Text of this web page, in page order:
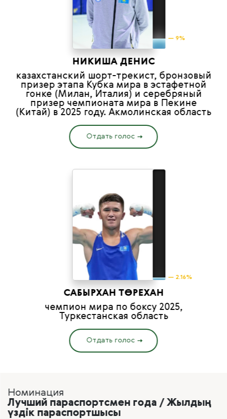
— 9%
НИКИША ДЕНИС
казахстанский шорт-трекист, бронзовый
призер этапа Кубка мира в эстафетной
гонке (Милан, Италия) и серебряный
призер чемпионата мира в Пекине
(Китай) в 2025 году. Акмолинская область
Отдать голос
— 2.16%
САБЫРХАН ТӨРЕХАН
чемпион мира по боксу 2025,
Туркестанская область
Отдать голос
Номинация
Лучший параспортсмен года / Жылдың
үздік параспортшысы